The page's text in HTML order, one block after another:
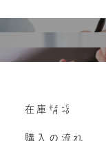
購入の流れ
よくいた
車両買い取
在庫情報
購入の流れ